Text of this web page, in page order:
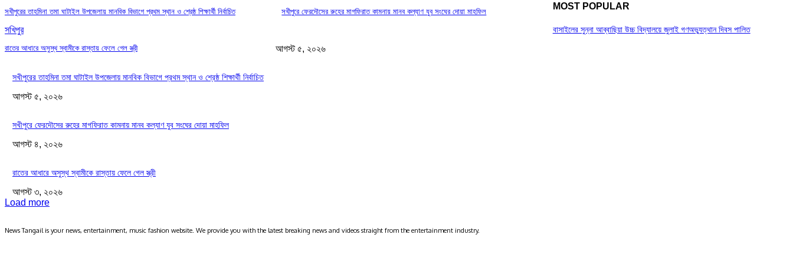
সখীপুরের তাহমিনা তমা ঘাটাইল উপজেলায় মানবিক বিভাগে প্রথম স্থান ও শ্রেষ্ঠ শিক্ষার্থী নির্বাচিত সখীপুরে ফেরদৌসের রুহের মাগফিরাত কামনায় মানব কল্যাণ যুব সংঘের দোয়া মাহফিল
সখিপুর
রাতের আধারে অসুস্থ স্বামীকে রাস্তায় ফেলে গেল স্ত্রী
MOST POPULAR
বাসাইলের সুন্না আব্বাছিয়া উচ্চ বিদ্যালয়ে জুলাই গণঅভ্যুত্থান দিবস পালিত
আগস্ট ৫, ২০২৬
সখীপুরের তাহমিনা তমা ঘাটাইল উপজেলায় মানবিক বিভাগে প্রথম স্থান ও শ্রেষ্ঠ শিক্ষার্থী নির্বাচিত
আগস্ট ৫, ২০২৬
সখীপুরে ফেরদৌসের রুহের মাগফিরাত কামনায় মানব কল্যাণ যুব সংঘের দোয়া মাহফিল
আগস্ট ৪, ২০২৬
রাতের আধারে অসুস্থ স্বামীকে রাস্তায় ফেলে গেল স্ত্রী
আগস্ট ৩, ২০২৬
Load more
News Tangail is your news, entertainment, music fashion website. We provide you with the latest breaking news and videos straight from the entertainment industry.